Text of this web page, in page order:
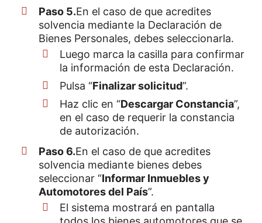
Paso 5.En el caso de que acredites
solvencia mediante la Declaración de
Bienes Personales, debes seleccionarla.
Luego marca la casilla para confirmar
la información de esta Declaración.
Pulsa “Finalizar solicitud”.
Haz clic en “Descargar Constancia”,
en el caso de requerir la constancia
de autorización.
Paso 6.En el caso de que acredites
solvencia mediante bienes debes
seleccionar “Informar Inmuebles y
Automotores del País”.
El sistema mostrará en pantalla